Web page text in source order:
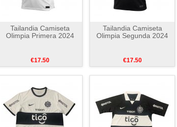
Tailandia Camiseta
Olimpia Primera 2024
€17.50
Tailandia Camiseta
Olimpia Segunda 2024
€17.50